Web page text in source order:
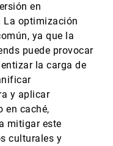
en
La optimización
ya que la
puede provocar
la carga de
y aplicar
en caché,
mitigar este
culturales y